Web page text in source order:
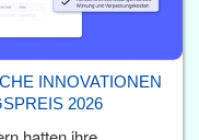
INNOVATIONEN
2026